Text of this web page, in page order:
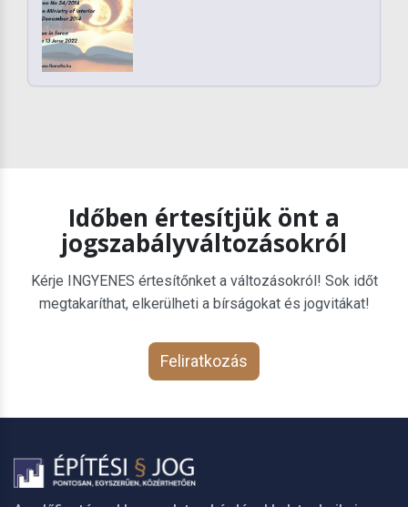
Időben értesítjük önt a
jogszabályváltozásokról
Kérje INGYENES értesítőnket a változásokról! Sok időt
megtakaríthat, elkerülheti a bírságokat és jogvitákat!
Feliratkozás